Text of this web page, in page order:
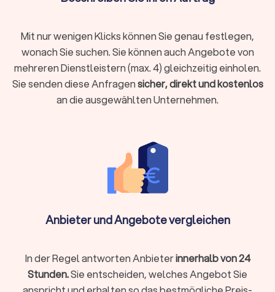
Für Privathaushalte bieten Reinigungsfirmen umfassende
Haushaltsreinigungsdienste an. Das Spektrum reicht von der
regelmäßigen Reinigung über die Frühjahrsputzaktion bis zur
Unterstützung bei speziellen Anlässen.
Reinigungsfirmen, die sich auf Baureinigung spezialisiert
haben, kümmern sich um die gründliche Reinigung von
Baustellen, um einen reibungslosen Übergang zum fertigen
Projekt zu gewährleisten.
eine zuverlässige Reinigungskraft für ihren Haushalt suchen.
Regelmäßige Reinigungstermine können individuell vereinbart
werden.
Mit nur wenigen Klicks können Sie genau festlegen,
wonach Sie suchen. Sie können auch Angebote von
mehreren Dienstleistern (max. 4) gleichzeitig einholen.
Sie senden diese Anfragensicher, direkt und kostenlos
an die ausgewählten Unternehmen.
Anbieter und Angebote vergleichen
In der Regel antworten Anbieterinnerhalb von 24
Stunden.Sie entscheiden, welches Angebot Sie